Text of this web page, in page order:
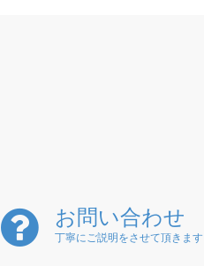
お問い合わせ
丁寧にご説明をさせて頂きます